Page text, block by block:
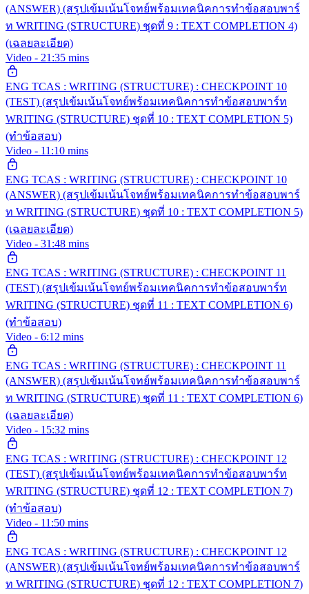
(ANSWER) (สรุปเข้มเน้นโจทย์พร้อมเทคนิคการทำข้อสอบพาร์
ท WRITING (STRUCTURE) ชุดที่ 9 : TEXT COMPLETION 4)
(เฉลยละเอียด)
Video - 21:35 mins
ENG TCAS : WRITING (STRUCTURE) : CHECKPOINT 10
(TEST) (สรุปเข้มเน้นโจทย์พร้อมเทคนิคการทำข้อสอบพาร์ท
WRITING (STRUCTURE) ชุดที่ 10 : TEXT COMPLETION 5)
(ทำข้อสอบ)
Video - 11:10 mins
ENG TCAS : WRITING (STRUCTURE) : CHECKPOINT 10
(ANSWER) (สรุปเข้มเน้นโจทย์พร้อมเทคนิคการทำข้อสอบพาร์
ท WRITING (STRUCTURE) ชุดที่ 10 : TEXT COMPLETION 5)
(เฉลยละเอียด)
Video - 31:48 mins
ENG TCAS : WRITING (STRUCTURE) : CHECKPOINT 11
(TEST) (สรุปเข้มเน้นโจทย์พร้อมเทคนิคการทำข้อสอบพาร์ท
WRITING (STRUCTURE) ชุดที่ 11 : TEXT COMPLETION 6)
(ทำข้อสอบ)
Video - 6:12 mins
ENG TCAS : WRITING (STRUCTURE) : CHECKPOINT 11
(ANSWER) (สรุปเข้มเน้นโจทย์พร้อมเทคนิคการทำข้อสอบพาร์
ท WRITING (STRUCTURE) ชุดที่ 11 : TEXT COMPLETION 6)
(เฉลยละเอียด)
Video - 15:32 mins
ENG TCAS : WRITING (STRUCTURE) : CHECKPOINT 12
(TEST) (สรุปเข้มเน้นโจทย์พร้อมเทคนิคการทำข้อสอบพาร์ท
WRITING (STRUCTURE) ชุดที่ 12 : TEXT COMPLETION 7)
(ทำข้อสอบ)
Video - 11:50 mins
ENG TCAS : WRITING (STRUCTURE) : CHECKPOINT 12
(ANSWER) (สรุปเข้มเน้นโจทย์พร้อมเทคนิคการทำข้อสอบพาร์
ท WRITING (STRUCTURE) ชุดที่ 12 : TEXT COMPLETION 7)